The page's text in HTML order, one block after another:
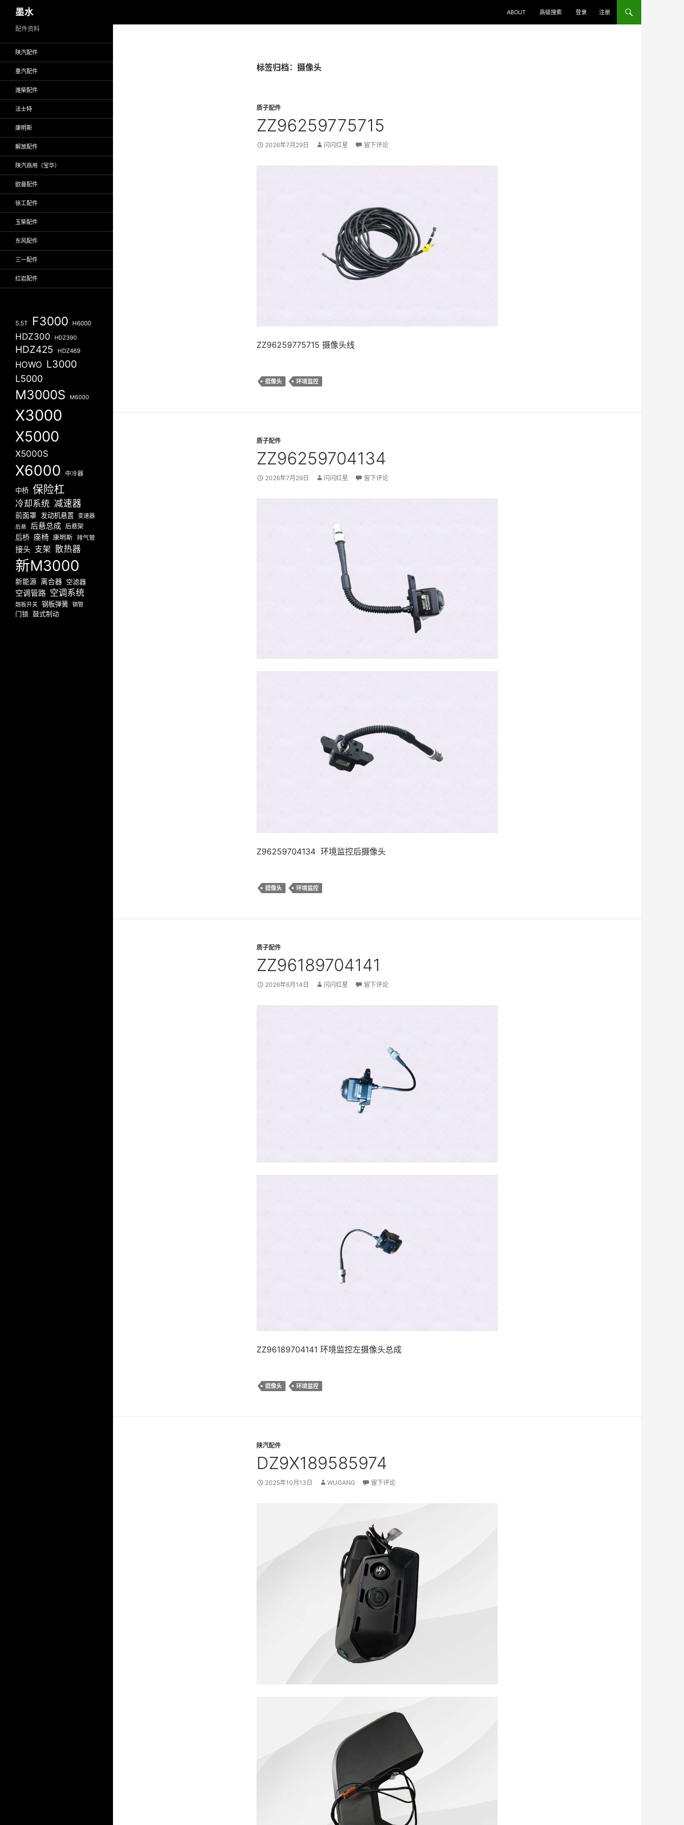
至
墨水 ABOUT 高级搜索 登录 注册
标签归档：摄像头
质子配件
ZZ96259775715
2026年7月29日 闪闪红星 留下评论
ZZ96259775715 摄像头线
摄像头 环境监控
质子配件
ZZ96259704134
2026年7月29日 闪闪红星 留下评论
Z96259704134 环境监控后摄像头
摄像头 环境监控
质子配件
ZZ96189704141
2026年6月14日 闪闪红星 留下评论
ZZ96189704141 环境监控左摄像头总成
摄像头 环境监控
陕汽配件
DZ9X189585974
2025年10月13日 WUGANG 留下评论
配件资料
陕汽配件
重汽配件
潍柴配件
法士特
康明斯
解放配件
陕汽商用（宝华）
欧曼配件
徐工配件
玉柴配件
东风配件
三一配件
红岩配件
5.5T F3000 H6000
HDZ300 HDZ390
HDZ425 HDZ469
HOWO L3000
L5000
M3000S M6000
X3000
X5000
X5000S
X6000 中冷器
中桥 保险杠
冷却系统 减速器
前面罩 发动机悬置 变速器
后悬 后悬总成 后悬架
后桥 座椅 康明斯 排气管
接头 支架 散热器
新M3000
新能源 离合器 空滤器
空调管路 空调系统
翘板开关 钢板弹簧 钢管
门锁 鼓式制动